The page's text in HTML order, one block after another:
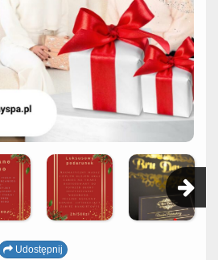
Udostępnij